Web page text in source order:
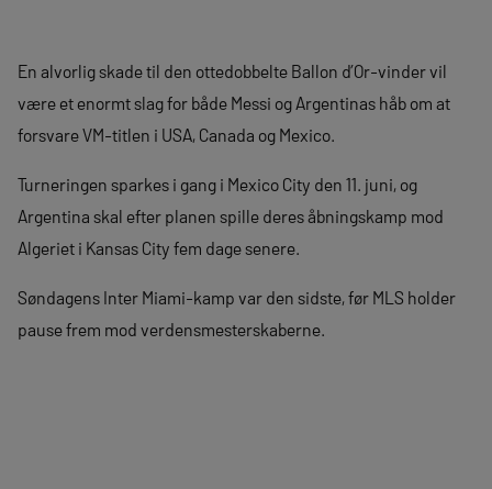
En alvorlig skade til den ottedobbelte Ballon d’Or-vinder vil
være et enormt slag for både Messi og Argentinas håb om at
forsvare VM-titlen i USA, Canada og Mexico.
Turneringen sparkes i gang i Mexico City den 11. juni, og
Argentina skal efter planen spille deres åbningskamp mod
Algeriet i Kansas City fem dage senere.
Søndagens Inter Miami-kamp var den sidste, før MLS holder
pause frem mod verdensmesterskaberne.